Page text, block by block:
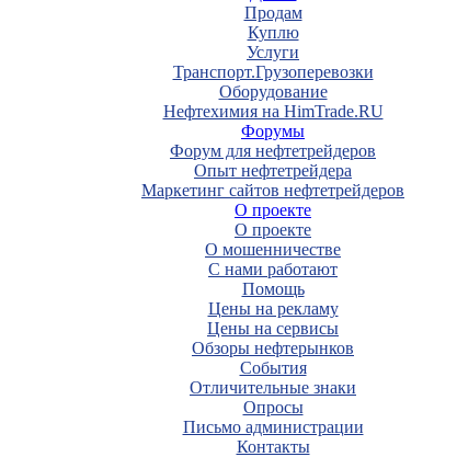
Продам
Куплю
Услуги
Транспорт.Грузоперевозки
Оборудование
Нефтехимия на HimTrade.RU
Форумы
Форум для нефтетрейдеров
Опыт нефтетрейдера
Маркетинг сайтов нефтетрейдеров
О проекте
О проекте
О мошенничестве
С нами работают
Помощь
Цены на рекламу
Цены на сервисы
Обзоры нефтерынков
События
Отличительные знаки
Опросы
Письмо администрации
Контакты